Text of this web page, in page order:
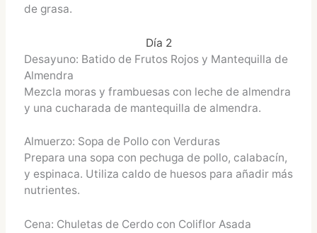
de grasa.
Día 2
Desayuno: Batido de Frutos Rojos y Mantequilla de
Almendra
Mezcla moras y frambuesas con leche de almendra
y una cucharada de mantequilla de almendra.
Almuerzo: Sopa de Pollo con Verduras
Prepara una sopa con pechuga de pollo, calabacín,
y espinaca. Utiliza caldo de huesos para añadir más
nutrientes.
Cena: Chuletas de Cerdo con Coliflor Asada